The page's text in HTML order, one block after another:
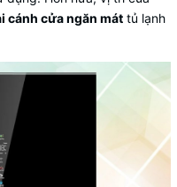
cánh cửa ngăn mát tủ lạnh